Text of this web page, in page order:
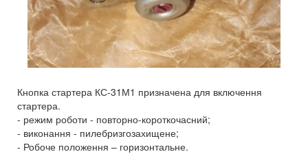
Кнопка стартера КС-31М1 призначена для включення
стартера.
- режим роботи - повторно-короткочасний;
- виконання - пилебризгозахищене;
- Робоче положення – горизонтальне.